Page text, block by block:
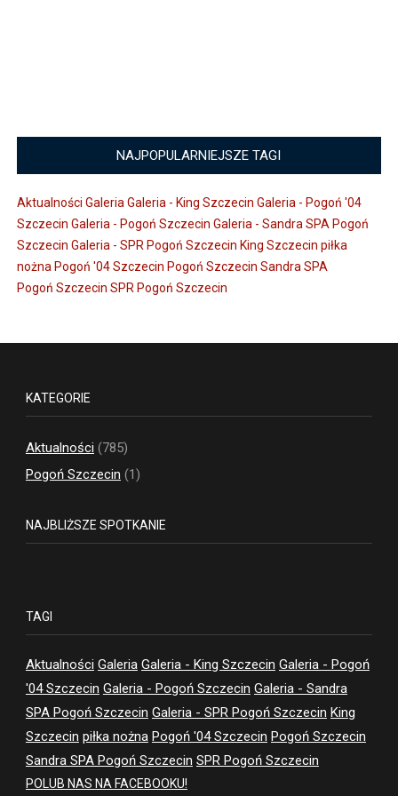
NAJPOPULARNIEJSZE TAGI
Aktualności Galeria Galeria - King Szczecin Galeria - Pogoń '04
Szczecin Galeria - Pogoń Szczecin Galeria - Sandra SPA Pogoń
Szczecin Galeria - SPR Pogoń Szczecin King Szczecin piłka
nożna Pogoń '04 Szczecin Pogoń Szczecin Sandra SPA
Pogoń Szczecin SPR Pogoń Szczecin
KATEGORIE
Aktualności (785)
Pogoń Szczecin (1)
NAJBLIŻSZE SPOTKANIE
TAGI
Aktualności Galeria Galeria - King Szczecin Galeria - Pogoń
'04 Szczecin Galeria - Pogoń Szczecin Galeria - Sandra
SPA Pogoń Szczecin Galeria - SPR Pogoń Szczecin King
Szczecin piłka nożna Pogoń '04 Szczecin Pogoń Szczecin
Sandra SPA Pogoń Szczecin SPR Pogoń Szczecin
POLUB NAS NA FACEBOOKU!